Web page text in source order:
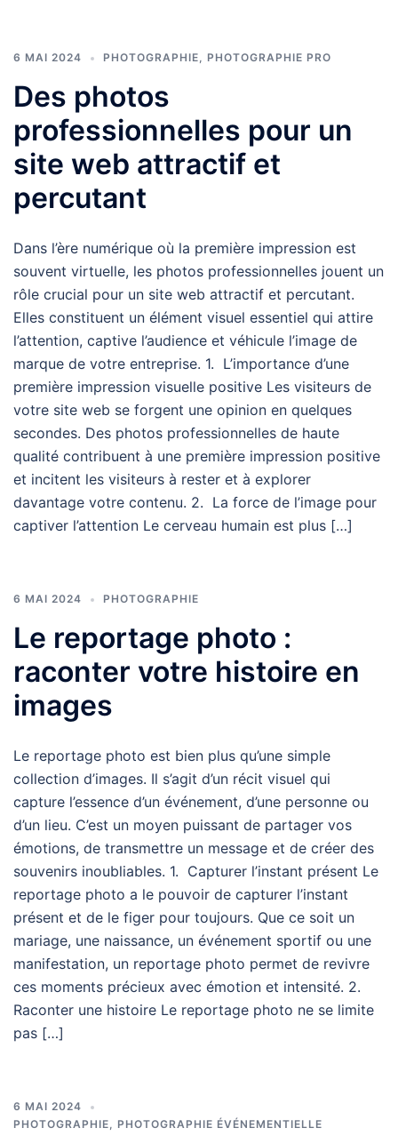
6 MAI 2024 PHOTOGRAPHIE PHOTOGRAPHIE PRO
Des photos
professionnelles pour un
site web attractif et
percutant
Dans l’ère numérique où la première impression est
souvent virtuelle, les photos professionnelles jouent un
rôle crucial pour un site web attractif et percutant.
Elles constituent un élément visuel essentiel qui attire
l’attention, captive l’audience et véhicule l’image de
marque de votre entreprise. 1. L’importance d’une
première impression visuelle positive Les visiteurs de
votre site web se forgent une opinion en quelques
secondes. Des photos professionnelles de haute
qualité contribuent à une première impression positive
et incitent les visiteurs à rester et à explorer
davantage votre contenu. 2. La force de l’image pour
captiver l’attention Le cerveau humain est plus […]
6 MAI 2024 PHOTOGRAPHIE
Le reportage photo :
raconter votre histoire en
images
Le reportage photo est bien plus qu’une simple
collection d’images. Il s’agit d’un récit visuel qui
capture l’essence d’un événement, d’une personne ou
d’un lieu. C’est un moyen puissant de partager vos
émotions, de transmettre un message et de créer des
souvenirs inoubliables. 1. Capturer l’instant présent Le
reportage photo a le pouvoir de capturer l’instant
présent et de le figer pour toujours. Que ce soit un
mariage, une naissance, un événement sportif ou une
manifestation, un reportage photo permet de revivre
ces moments précieux avec émotion et intensité. 2.
Raconter une histoire Le reportage photo ne se limite
pas […]
6 MAI 2024
PHOTOGRAPHIE
PHOTOGRAPHIE ÉVÉNEMENTIELLE